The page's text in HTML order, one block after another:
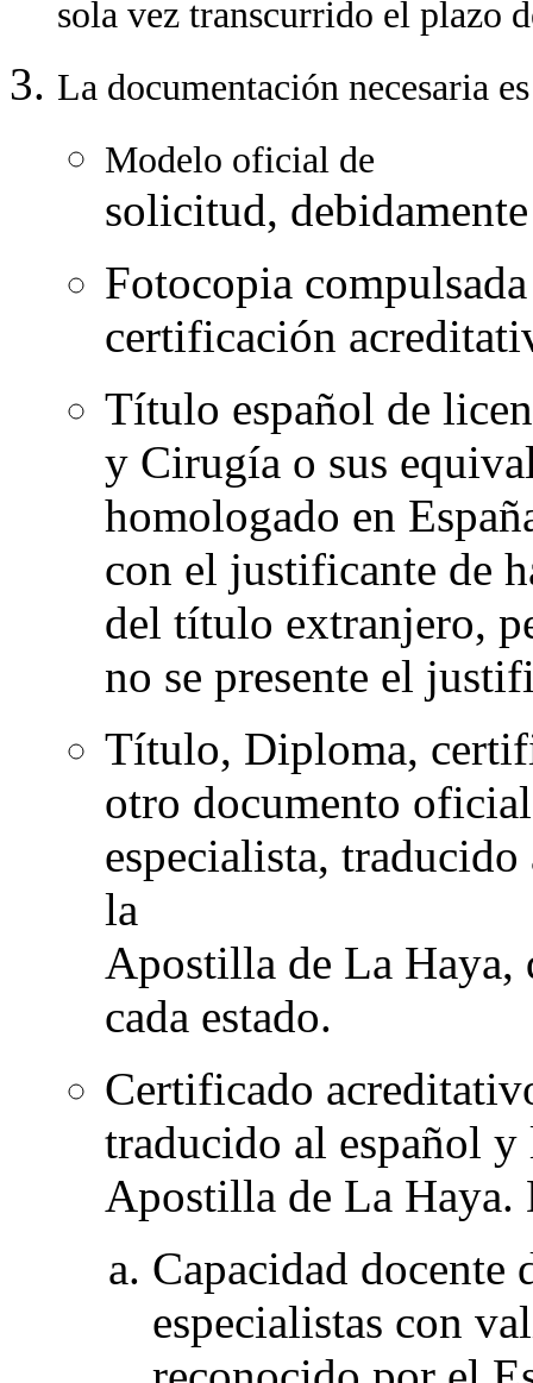
sola vez transcurrido el plazo
La documentación necesaria
Modelo oficial de
solicitud,
Fotocopia
certificación
Título español de
y Cirugía o sus
homologado en
con el justificante de
del título extranjero,
no se presente el
Título, Diploma,
otro documento
especialista,
la
Apostilla de La Haya,
cada estado.
Certificado
traducido al español
Apostilla de La Haya.
Capacidad docente
especialistas con